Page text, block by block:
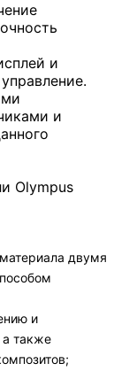
и
и
Olympus
двумя
и
а также